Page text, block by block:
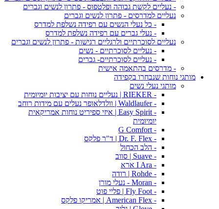
- נעליים לקשת גבוהה ופלטפוס - פתרון לנשים וגברים
נעליים למדרסים - פתרון לנשים וגברים
- כל נעלי הנשים עם רפידה נשלפת למדרס
- נעלי גברים עם רפידה נשלפת למדרס
נעליים לסוכרתיים ולרגליים רגישות - פתרון לנשים וגברים
- נעליים לסוכרתיים - נשים
- נעליים לסוכרתיים- גברים
- מדרסים בהתאמה אישית
מותגי נוחות שנבחרו בקפידה
מותגי נעלי נשים
- RIEKER | נעליים נוחות עם יציבות יומיומית
- Waldlaufer | וולדלאופר נעלים עם מידות רוחב
- Easy Spirit | איזי ספיריט נוחות אמריקאית
יומיומית
- G Comfort
- Dr. F. Flex | ד"ר פלקס
- הלב הכחול
- Suave | סווב
- I Ara ארא
- Rohde | רודה
- Moran - נעלי מורן
- Fly Foot | פליי פוט
- American Flex | אמריקו פלקס